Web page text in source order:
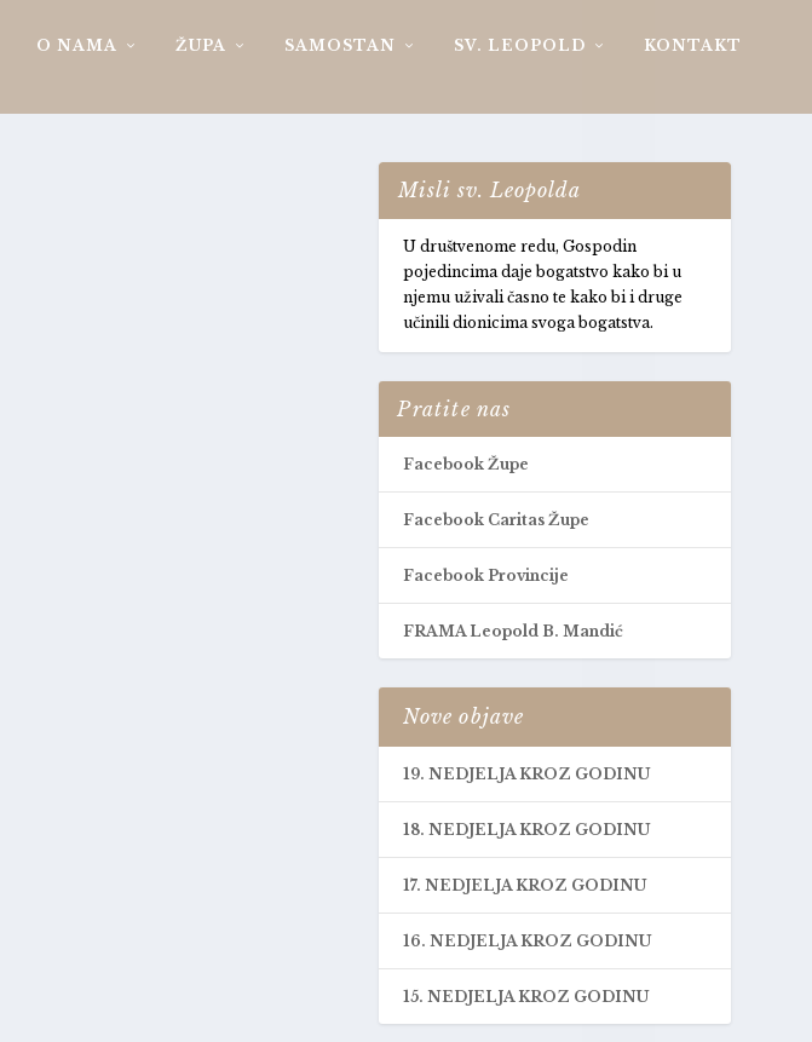
O NAMA ŽUPA SAMOSTAN SV. LEOPOLD KONTAKT
Misli sv. Leopolda
U društvenome redu, Gospodin
pojedincima daje bogatstvo kako bi u
njemu uživali časno te kako bi i druge
učinili dionicima svoga bogatstva.
Pratite nas
Facebook Župe
Facebook Caritas Župe
Facebook Provincije
FRAMA Leopold B. Mandić
Nove objave
19. NEDJELJA KROZ GODINU
18. NEDJELJA KROZ GODINU
17. NEDJELJA KROZ GODINU
16. NEDJELJA KROZ GODINU
15. NEDJELJA KROZ GODINU